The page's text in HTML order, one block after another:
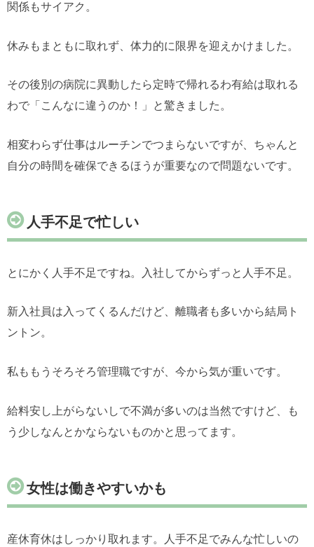
関係もサイアク。
休みもまともに取れず、体力的に限界を迎えかけました。
その後別の病院に異動したら定時で帰れるわ有給は取れる
わで「こんなに違うのか！」と驚きました。
相変わらず仕事はルーチンでつまらないですが、ちゃんと
自分の時間を確保できるほうが重要なので問題ないです。
人手不足で忙しい
とにかく人手不足ですね。入社してからずっと人手不足。
新入社員は入ってくるんだけど、離職者も多いから結局ト
ントン。
私ももうそろそろ管理職ですが、今から気が重いです。
給料安し上がらないしで不満が多いのは当然ですけど、も
う少しなんとかならないものかと思ってます。
女性は働きやすいかも
産休育休はしっかり取れます。人手不足でみんな忙しいの